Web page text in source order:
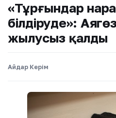
«Тұрғындар
білдіруде»:
жылусыз қалды
Айдар Керім